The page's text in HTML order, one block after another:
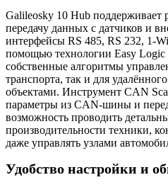
Galileosky 10 Hub
передачу данных с датчиков и
интерфейсы RS 485, RS 232, 1-
помощью технологии Easy Logic
собственные алгоритмы
транспорта, так и для
объектами. Инструмент CAN
параметры из CAN-шины и
возможность проводить
производительности техники,
даже управлять узлами
Удобство настройки и